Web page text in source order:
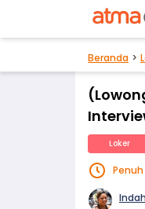
Beranda
Loker